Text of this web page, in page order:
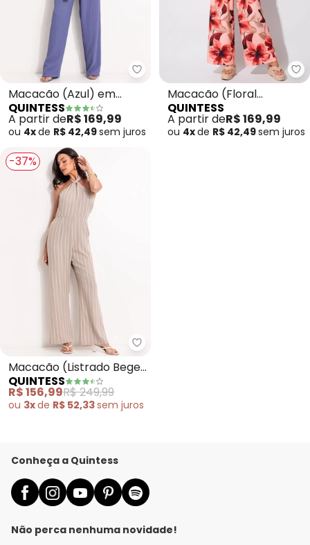
Quintess - Macacão (Azul) em
Macacão (Azul) em
Malha Texturizada
QUINTESS
A partir deR$ 169,99
ou 4xde R$ 42,49sem juros
Macacão (Floral
Pincelado) em Malha Fria
QUINTESS
A partir deR$ 169,99
ou 4xde R$ 42,49sem juros
-37%
Quintess - Macacão (Listrado
Macacão (Listrado Bege)
em Poliéster
QUINTESS
R$ 156,99R$ 249,99
ou 3xde R$ 52,33sem juros
Conheça a Quintess
Não perca nenhuma novidade!